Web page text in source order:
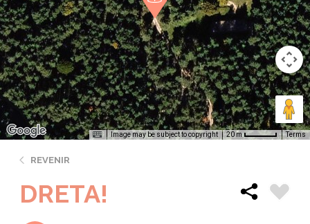
Image may be subject to copyright 20 m Terms
REVENIR
DRETA!